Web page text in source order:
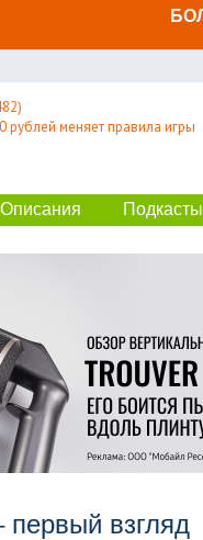
рублей меняет правила игры
Описания Подкасты
первый взгляд